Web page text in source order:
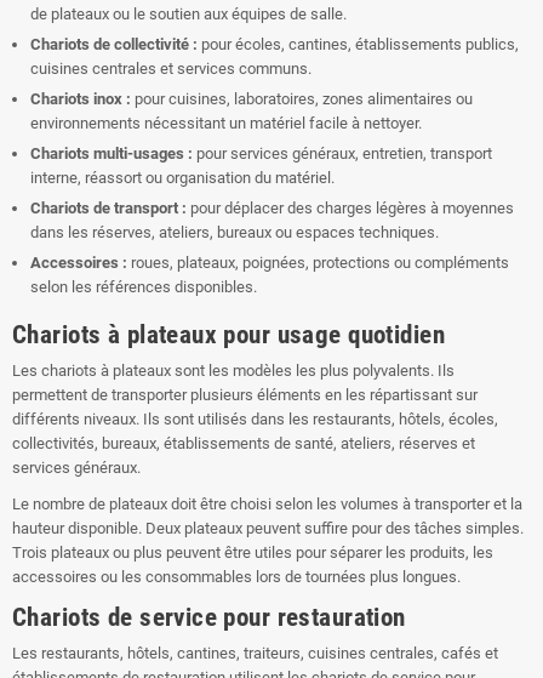
de plateaux ou le soutien aux équipes de salle.
Chariots de collectivité : pour écoles, cantines, établissements publics,
cuisines centrales et services communs.
Chariots inox : pour cuisines, laboratoires, zones alimentaires ou
environnements nécessitant un matériel facile à nettoyer.
Chariots multi-usages : pour services généraux, entretien, transport
interne, réassort ou organisation du matériel.
Chariots de transport : pour déplacer des charges légères à moyennes
dans les réserves, ateliers, bureaux ou espaces techniques.
Accessoires : roues, plateaux, poignées, protections ou compléments
selon les références disponibles.
Chariots à plateaux pour usage quotidien
Les chariots à plateaux sont les modèles les plus polyvalents. Ils
permettent de transporter plusieurs éléments en les répartissant sur
différents niveaux. Ils sont utilisés dans les restaurants, hôtels, écoles,
collectivités, bureaux, établissements de santé, ateliers, réserves et
services généraux.
Le nombre de plateaux doit être choisi selon les volumes à transporter et la
hauteur disponible. Deux plateaux peuvent suffire pour des tâches simples.
Trois plateaux ou plus peuvent être utiles pour séparer les produits, les
accessoires ou les consommables lors de tournées plus longues.
Chariots de service pour restauration
Les restaurants, hôtels, cantines, traiteurs, cuisines centrales, cafés et